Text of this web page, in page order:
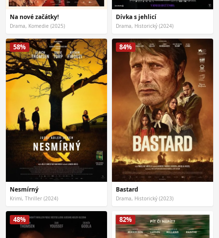
Na nové začátky!
Drama, Komedie (2025)
Dívka s jehlicí
Drama, Historický (2024)
58%
Nesmírný
Krimi, Thriller (2024)
84%
Bastard
Drama, Historický (2023)
48% 82%